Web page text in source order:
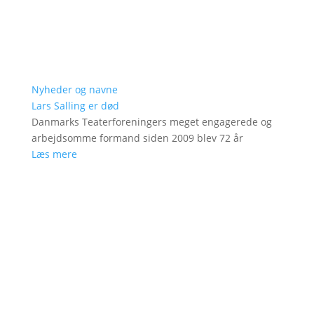
Nyheder og navne
Lars Salling er død
Danmarks Teaterforeningers meget engagerede og
arbejdsomme formand siden 2009 blev 72 år
Læs mere